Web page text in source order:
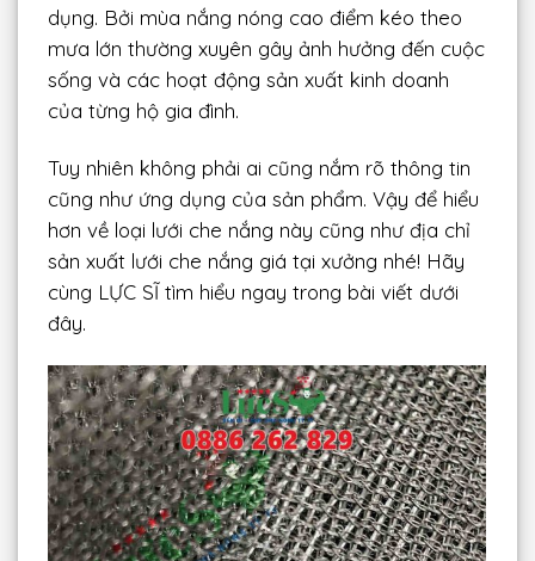
dụng. Bởi mùa nắng nóng cao điểm kéo theo
mưa lớn thường xuyên gây ảnh hưởng đến cuộc
sống và các hoạt động sản xuất kinh doanh
của từng hộ gia đình.
Tuy nhiên không phải ai cũng nắm rõ thông tin
cũng như ứng dụng của sản phẩm. Vậy để hiểu
hơn về loại lưới che nắng này cũng như địa chỉ
sản xuất lưới che nắng giá tại xưởng nhé! Hãy
cùng LỰC SĨ tìm hiểu ngay trong bài viết dưới
đây.